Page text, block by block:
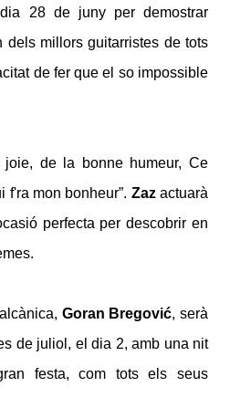
28 de juny per demostrar
dels millors guitarristes de tots
de fer que el so impossible
joie, de la bonne humeur, Ce
f'ra mon bonheur”. Zazactuarà
perfecta per descobrir en
Goran Bregović, serà
de juliol, el dia 2, amb una nit
festa, com tots els seus